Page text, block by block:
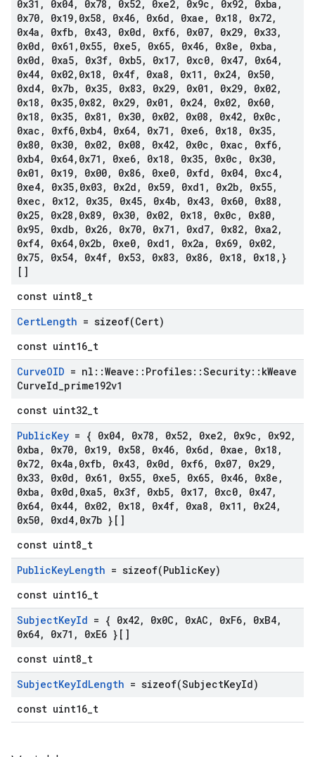
0x31 , 0x04, 0x78 , 0x52, 0xe2, 0x9c , 0x92, 0xba ,
0x70, 0x19, 0x58 , 0x46, 0x6d , 0xae , 0x18 , 0x72,
0x4a , 0xfb, 0x43, 0x0d , 0xf6, 0x07, 0x29, 0x33,
0x0d , 0x61 , 0x55, 0xe5, 0x65, 0x46, 0x8e , 0xba ,
0x0d , 0xa5, 0x3f, 0xb5, 0x17, 0xc0, 0x47, 0x64,
0x44, 0x02, 0x18 , 0x4f, 0xa8 , 0x11 , 0x24, 0x50,
0xd4, 0x7b, 0x35, 0x83, 0x29, 0x01 , 0x29, 0x02,
0x18 , 0x35, 0x82, 0x29, 0x01 , 0x24, 0x02, 0x60,
0x18 , 0x35, 0x81 , 0x30, 0x02, 0x08 , 0x42, 0x0c ,
0xac , 0xf6, 0xb4, 0x64, 0x71 , 0xe6, 0x18 , 0x35,
0x80, 0x30, 0x02, 0x08 , 0x42, 0x0c , 0xac , 0xf6,
0xb4, 0x64, 0x71 , 0xe6, 0x18 , 0x35, 0x0c , 0x30,
0x01 , 0x19, 0x00, 0x86, 0xe0, 0xfd , 0x04, 0xc4,
0xe4, 0x35, 0x03, 0x2d , 0x59, 0xd1 , 0x2b, 0x55,
0xec , 0x12, 0x35, 0x45, 0x4b, 0x43, 0x60, 0x88 ,
0x25, 0x28 , 0x89, 0x30, 0x02, 0x18 , 0x0c , 0x80,
0x95, 0xdb, 0x26, 0x70, 0x71 , 0xd7, 0x82, 0xa2,
0xf4, 0x64, 0x2b, 0xe0, 0xd1 , 0x2a , 0x69, 0x02,
0x75, 0x54, 0x4f, 0x53, 0x83, 0x86, 0x18 , 0x18 , }
[]
const uint8_t
CertLength = sizeof(Cert)
const uint16_t
CurveOID = nl ::Weave :: Profiles::Security:: kWeave
CurveId prime192v1
const uint32_t
PublicKey = { 0x04, 0x78 , 0x52, 0xe2, 0x9c , 0x92,
0xba , 0x70, 0x19, 0x58 , 0x46, 0x6d , 0xae , 0x18 ,
0x72, 0x4a , 0xfb, 0x43, 0x0d , 0xf6, 0x07, 0x29,
0x33, 0x0d , 0x61 , 0x55, 0xe5, 0x65, 0x46, 0x8e ,
0xba , 0x0d , 0xa5, 0x3f, 0xb5, 0x17, 0xc0, 0x47,
0x64, 0x44, 0x02, 0x18 , 0x4f, 0xa8 , 0x11 , 0x24,
0x50, 0xd4, 0x7b }[]
const uint8_t
PublicKeyLength = sizeof(PublicKey)
const uint16_t
SubjectKeyId = { 0x42, 0x0C , 0xAC , 0xF6, 0xB4,
0x64, 0x71 , 0xE6 }[]
const uint8_t
SubjectKeyIdLength = sizeof(SubjectKeyId)
const uint16_t